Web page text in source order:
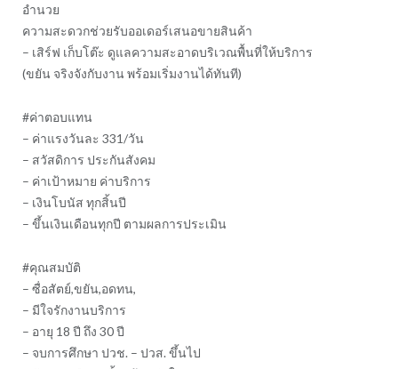
อำนวย
ความสะดวกช่วยรับออเดอร์เสนอขายสินค้า
– เสิร์ฟ เก็บโต๊ะ ดูแลความสะอาดบริเวณพื้นที่ให้บริการ
(ขยัน จริงจังกับงาน พร้อมเริ่มงานได้ทันที)
#ค่าตอบแทน
– ค่าแรงวันละ 331/วัน
– สวัสดิการ ประกันสังคม
– ค่าเป้าหมาย ค่าบริการ
– เงินโบนัส ทุกสิ้นปี
– ขึ้นเงินเดือนทุกปี ตามผลการประเมิน
#คุณสมบัติ
– ซื่อสัตย์,ขยัน,อดทน,
– มีใจรักงานบริการ
– อายุ 18 ปี ถึง 30 ปี
– จบการศึกษา ปวช. – ปวส. ขึ้นไป